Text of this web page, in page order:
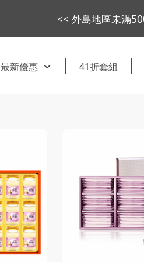
最新優惠 41折套組